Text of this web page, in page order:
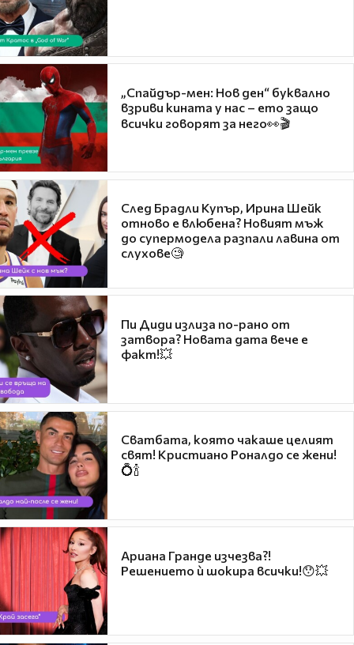
„Спайдър-мен: Нов ден“ буквално
взриви кината у нас – ето защо
всички говорят за него👀🎬
След Брадли Купър, Ирина Шейк
отново е влюбена? Новият мъж
до супермодела разпали лавина от
слухове🧐
Пи Диди излиза по-рано от
затвора? Новата дата вече е
факт!💥
Сватбата, която чакаше целият
свят! Кристиано Роналдо се жени!
💍🍾
Ариана Гранде изчезва?!
Решението ѝ шокира всички!😯💥